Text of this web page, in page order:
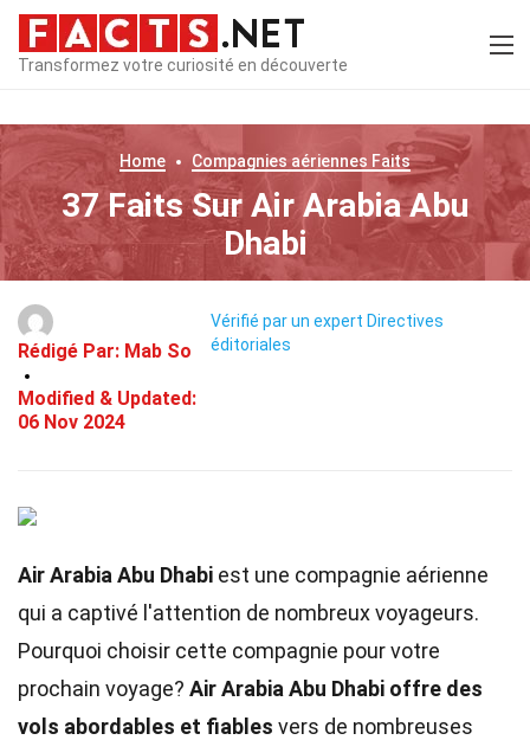
Transformez votre curiosité en découverte
Home Compagnies aériennes Faits
37 Faits Sur Air Arabia Abu
Dhabi
Rédigé Par: Mab So
Modified & Updated:
06 Nov 2024
Vérifié par un expert Directives
éditoriales
Air Arabia Abu Dhabi est une compagnie aérienne
qui a captivé l'attention de nombreux voyageurs.
Pourquoi choisir cette compagnie pour votre
prochain voyage? Air Arabia Abu Dhabi offre des
vols abordables et fiables vers de nombreuses